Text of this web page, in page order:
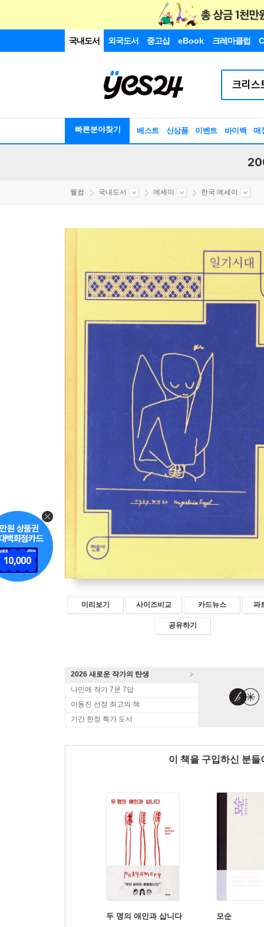
국내도서 외국도서 중고샵 eBook 크레마클럽
빠른분야찾기 베스트 신상품 이벤트 바이백 매
웰컴 국내도서 에세이 한국 에세이
미리보기 사이즈비교 카드뉴스 파
공유하기
2026 새로운 작가의 탄생
나민애 작가 7문 7답
이동진 선정 최고의 책
기간 한정 특가 도서
이 책을 구입하신 분
두 명의 애인과 삽니다 모순